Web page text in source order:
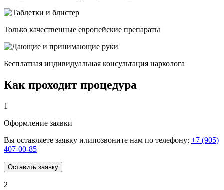
Только качественные европейские препараты
Бесплатная индивидуальная консультация нарколога
Как проходит процедура
1
Оформление заявки
Вы оставляете заявку илипозвоните нам по телефону: +7 (905)
407-00-85
Оставить заявку
2